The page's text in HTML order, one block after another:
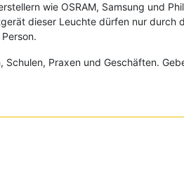
wie OSRAM, Samsung und
dieser Leuchte dürfen nur durch
Praxen und Geschäften.